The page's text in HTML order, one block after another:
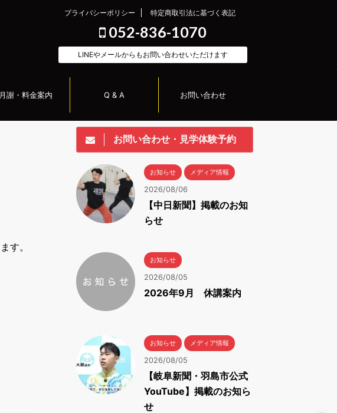
プライバシーポリシー 特定商取引法に基づく表記
052-836-1070
LINEやメールからもお問い合わせいただけます
月謝・料金案内 Q & A お問い合わせ
す。
お問い合わせ・見学体験予約
お知らせ メディア情報
2026/08/06
【中日新聞】掲載のお知
らせ
お知らせ
2026/08/05
2026年9月 休講案内
お知らせ メディア情報
2026/08/05
【岐阜新聞・羽島市公式
YouTube】掲載のお知ら
せ